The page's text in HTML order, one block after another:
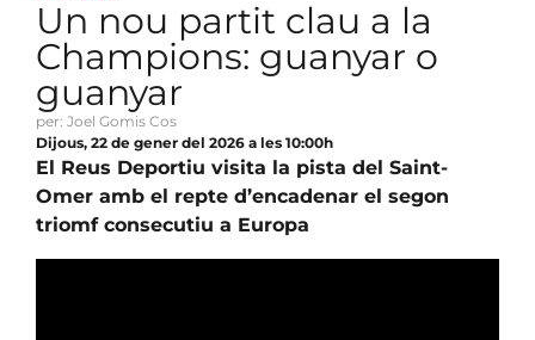
Un nou partit clau a la
Champions: guanyar o
guanyar
per: Joel Gomis Cos
Dijous, 22 de gener del 2026 a les 10:00h
El Reus Deportiu visita la pista del Saint-
Omer amb el repte d’encadenar el segon
triomf consecutiu a Europa